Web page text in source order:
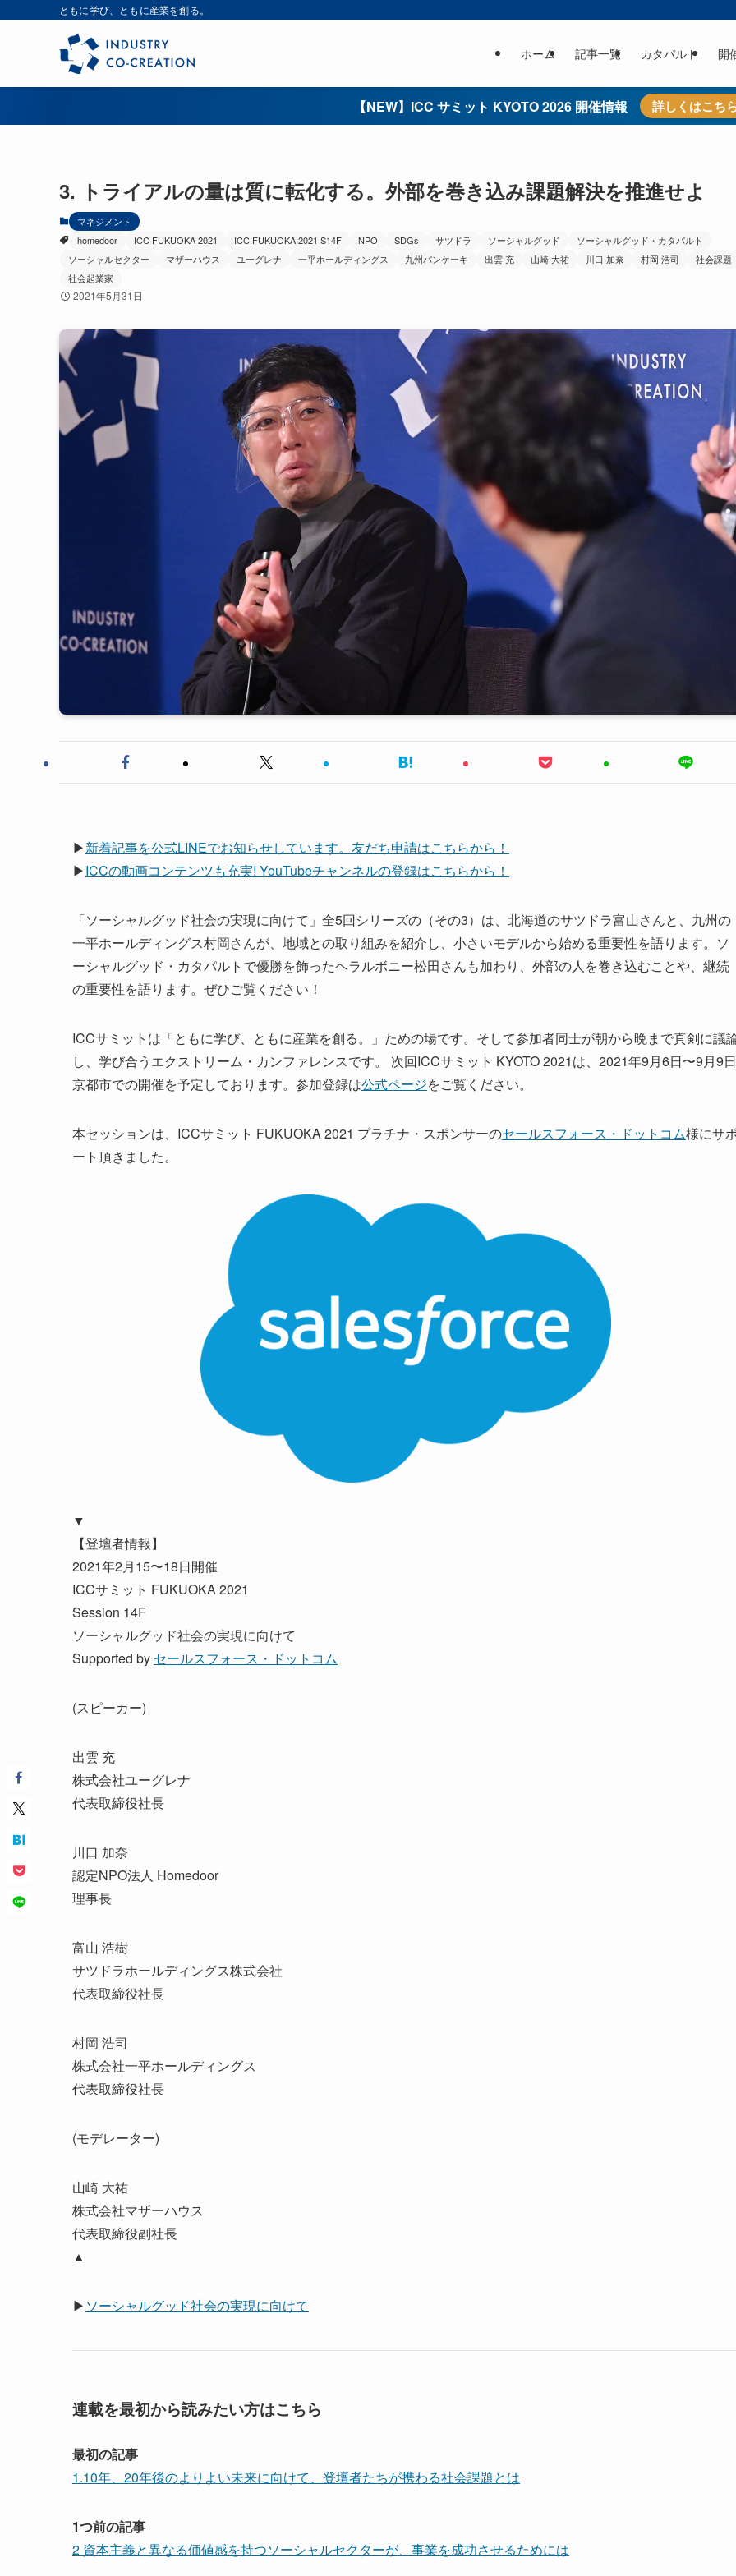
ともに学び、ともに産業を創る。
ホーム 記事一覧 カタパルト 開
【NEW】ICC サミット KYOTO 2026 開催情報 詳しくはこち
3. トライアルの量は質に転化する。外部を巻き込み課題解決を推進せよ
マネジメント
homedoor
ICC FUKUOKA 2021 ICC FUKUOKA 2021 S14F NPO SDGs サツドラ ソーシャルグッド
ソーシャルグッド・カタパルト
ソーシャルセクター
マザーハウス ユーグレナ 一平ホールディングス 九州パンケーキ 出雲 充 山崎 大祐 川口 加奈 村岡 浩司
社会課題
社会起業家
2021年5月31日
▶新着記事を公式LINEでお知らせしています。友だち申請はこちらから！
▶ICCの動画コンテンツも充実! YouTubeチャンネルの登録はこちらから！
「ソーシャルグッド社会の実現に向けて」全5回シリーズの（その3）は、北海道のサツドラ富山さんと、九州の
一平ホールディングス村岡さんが、地域との取り組みを紹介し、小さいモデルから始める重要性を語ります。ソ
ーシャルグッド・カタパルトで優勝を飾ったヘラルボニー松田さんも加わり、外部の人を巻き込むことや、継続
の重要性を語ります。ぜひご覧ください！
ICCサミットは「ともに学び、ともに産業を創る。」ための場です。そして参加者同士が朝から晩まで真剣に議
し、学び合うエクストリーム・カンファレンスです。 次回ICCサミット KYOTO 2021は、2021年9月6日〜9月9日
京都市での開催を予定しております。参加登録は公式ページをご覧ください。
本セッションは、ICCサミット FUKUOKA 2021 プラチナ・スポンサーのセールスフォース・ドットコム様にサ
ート頂きました。
▼
【登壇者情報】
2021年2月15〜18日開催
ICCサミット FUKUOKA 2021
Session 14F
ソーシャルグッド社会の実現に向けて
Supported by セールスフォース・ドットコム
(スピーカー)
出雲 充
株式会社ユーグレナ
代表取締役社長
川口 加奈
認定NPO法人 Homedoor
理事長
富山 浩樹
サツドラホールディングス株式会社
代表取締役社長
村岡 浩司
株式会社一平ホールディングス
代表取締役社長
(モデレーター)
山崎 大祐
株式会社マザーハウス
代表取締役副社長
▲
▶ ソーシャルグッド社会の実現に向けて
連載を最初から読みたい方はこちら
最初の記事
1.10年、20年後のよりよい未来に向けて、登壇者たちが携わる社会課題とは
1つ前の記事
2 資本主義と異なる価値感を持つソーシャルセクターが、事業を成功させるためには